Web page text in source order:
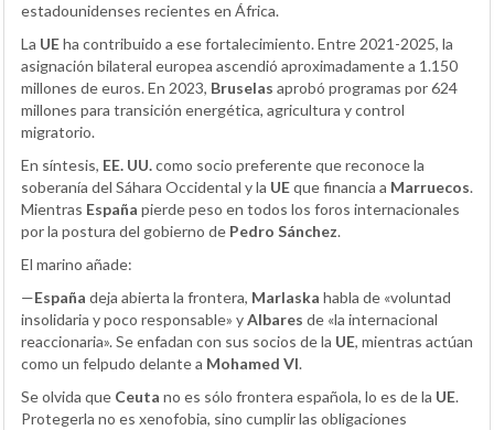
estadounidenses recientes en África.
La UEha contribuido a ese fortalecimiento. Entre 2021-2025, la
asignación bilateral europea ascendió aproximadamente a 1.150
millones de euros. En 2023, Bruselas aprobó programas por 624
millones para transición energética, agricultura y control
migratorio.
En síntesis, EE. UU.como socio preferente que reconoce la
soberanía del Sáhara Occidental y la UEque financia a Marruecos.
Mientras España pierde peso en todos los foros internacionales
por la postura del gobierno de Pedro Sánchez.
El marino añade:
—España deja abierta la frontera, Marlaska habla de «voluntad
insolidaria y poco responsable» yAlbares de «la internacional
reaccionaria». Se enfadan con sus socios de la UE, mientras actúan
como un felpudo delante a Mohamed VI.
Se olvida que Ceuta no es sólo frontera española, lo es de la UE.
Protegerla no es xenofobia, sino cumplir las obligaciones